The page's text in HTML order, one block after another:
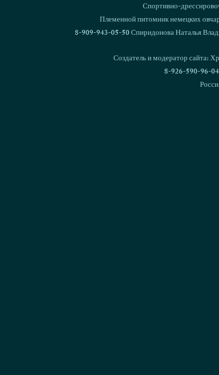
FCI-IGP-3
Спортивно-
Племенной питомник немецких
8-909-943-05-50 Спиридонова Наталья
Создатель и модератор сайта:
8-926-590-96-